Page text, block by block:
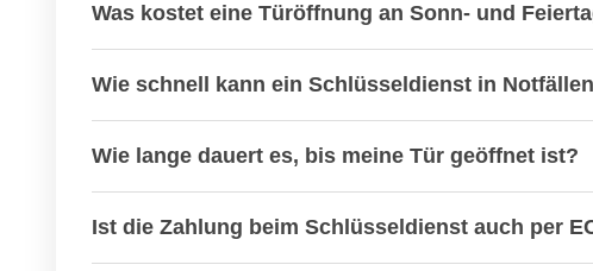
Was kostet eine Türöffnung an Sonn- und
Wie schnell kann ein Schlüsseldienst in
Wie lange dauert es, bis meine Tür geöffnet ist?
Ist die Zahlung beim Schlüsseldienst auch per